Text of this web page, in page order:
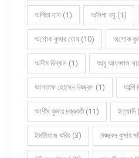
অর্পিতা দাস (1) অলিপা বসু (1)
অশোক কুমার ঘোষ (10) অশোক
অসীম বিশ্বাস (1) আবু আফজাল
আলতাফ হোসেন উজ্জ্বল (1) আল্পি
আশীষ কুমার চক্রবর্তী (11) ইত্যাদি
ইমতিয়াজ কবির (3) উজ্জ্বল কুমার